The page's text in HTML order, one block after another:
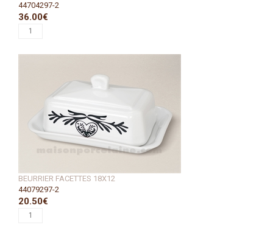
44704297-2
36.00€
BEURRIER FACETTES 18X12
44079297-2
20.50€